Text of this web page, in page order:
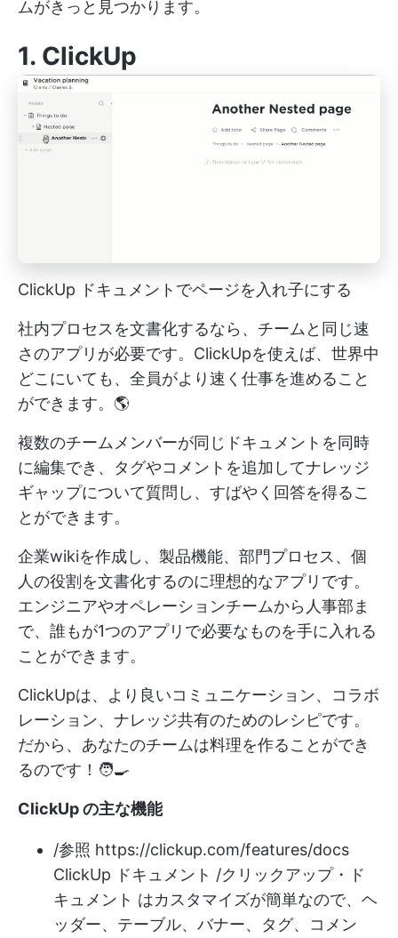
ムがきっと見つかります。
1. ClickUp
ClickUp ドキュメントでページを入れ子にする
社内プロセスを文書化するなら、チームと同じ速
さのアプリが必要です。ClickUpを使えば、世界中
どこにいても、全員がより速く仕事を進めること
ができます。🌎
複数のチームメンバーが同じドキュメントを同時
に編集でき、タグやコメントを追加してナレッジ
ギャップについて質問し、すばやく回答を得るこ
とができます。
企業wikiを作成し、製品機能、部門プロセス、個
人の役割を文書化するのに理想的なアプリです。
エンジニアやオペレーションチームから人事部ま
で、誰もが1つのアプリで必要なものを手に入れる
ことができます。
ClickUpは、より良いコミュニケーション、コラボ
レーション、ナレッジ共有のためのレシピです。
だから、あなたのチームは料理を作ることができ
るのです！🧑‍🍳
ClickUp の主な機能
/参照 https://clickup.com/features/docs
ClickUp ドキュメント /クリックアップ・ド
キュメント はカスタマイズが簡単なので、ヘ
ッダー、テーブル、バナー、タグ、コメン